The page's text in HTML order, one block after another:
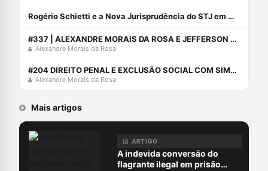
Rogério Schietti e a Nova Jurisprudência do STJ em Matéria de Prova
#337 | ALEXANDRE MORAIS DA ROSA E JEFFERSON NASCIMENTO DA SILVA CONVERSAM SOBRE LEI DE DROGAS
Alexandre Morais da Rosa
#204 DIREITO PENAL E EXCLUSÃO SOCIAL COM SIMONE NACIF
Alexandre Morais da Rosa
Mais artigos
ARTIGO
A indevida conversão do
flagrante ilegal em prisão